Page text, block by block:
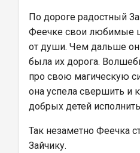
По дороге радостный
Феечке свои любимые
от души. Чем дальше
была их дорога.
про свою магическую
она успела свершить и
добрых детей
Так незаметно Феечка
Зайчику.